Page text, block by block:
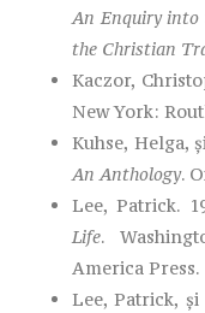
An Enquiry into
the Christian
Kaczor,
New York:
Kuhse, Helga,
An Anthology.
Lee, Patrick.
Life.
America Press.
Lee, Patrick, și